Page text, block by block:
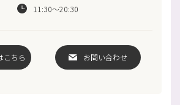
11:30〜20:30
こちら お問い合わせ